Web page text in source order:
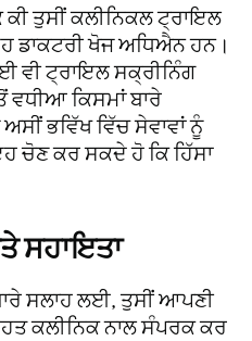
ਕੀ ਤੁਸੀਂ ਕਲੀਨਿਕਲ ਟ੍ਰਾਇਲ
ਡਾਕਟਰੀ ਖੋਜ ਅਧਿਐਨ ਹਨ।
ਵੀ ਟ੍ਰਾਇਲ ਸਕ੍ਰੀਨਿੰਗ
ਵਧੀਆ ਕਿਸਮਾਂ ਬਾਰੇ
ਭਵਿੱਖ ਵਿੱਚ ਸੇਵਾਵਾਂ ਨੂੰ
ਚੋਣ ਕਰ ਸਕਦੇ ਹੋ ਕਿ ਹਿੱਸਾ
ਸਹਾਇਤਾ
ਸਲਾਹ ਲਈ, ਤੁਸੀਂ ਆਪਣੀ
ਕਲੀਨਿਕ ਨਾਲ ਸੰਪਰਕ ਕਰ